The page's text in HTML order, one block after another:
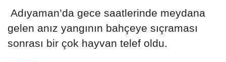
Adıyaman’da gece saatlerinde meydana
gelen anız yangının bahçeye sıçraması
sonrası bir çok hayvan telef oldu.